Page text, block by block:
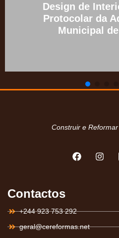
Design de
Protocolar da
Municipal
Construir e
Contactos
+244 923 753 292
geral@cereformas.net